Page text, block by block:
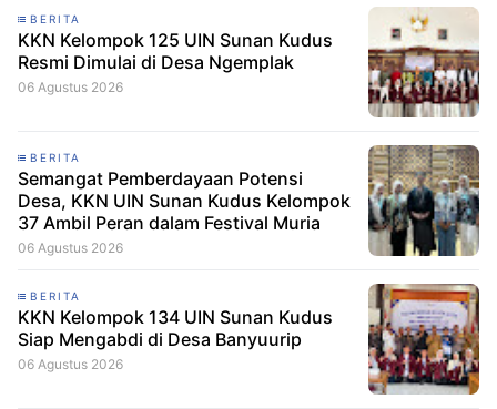
BERITA
KKN Kelompok 125 UIN Sunan Kudus
Resmi Dimulai di Desa Ngemplak
06 Agustus 2026
BERITA
Semangat Pemberdayaan Potensi
Desa, KKN UIN Sunan Kudus Kelompok
37 Ambil Peran dalam Festival Muria
06 Agustus 2026
BERITA
KKN Kelompok 134 UIN Sunan Kudus
Siap Mengabdi di Desa Banyuurip
06 Agustus 2026